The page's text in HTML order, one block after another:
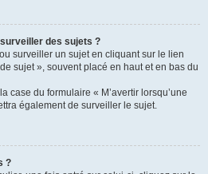
des sujets ?
surveiller un sujet en cliquant sur le lien
sujet », souvent placé en haut et en bas du
case du formulaire « M’avertir lorsqu’une
également de surveiller le sujet.
?